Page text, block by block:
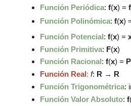
Función Periódica: f(x) = f
Función Polinómica: f(x)
Función Potencial: f(x) =
Función Primitiva: F(x)
Función Racional: f(x) = P
Función Real: f: R → R
Función Trigonométrica:
Función Valor Absoluto: f